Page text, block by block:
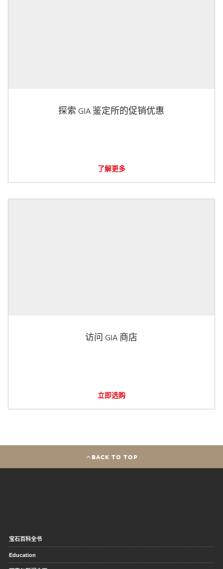
探索 GIA 鉴定所的促销优惠
了解更多
访问 GIA 商店
立即选购
BACK TO TOP
宝石百科全书
Education